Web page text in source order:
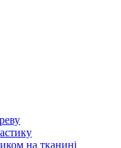
на тканині